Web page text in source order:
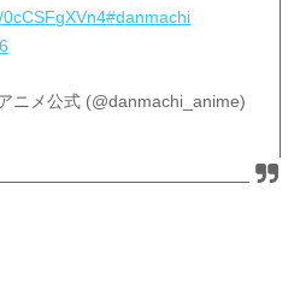
#danmachi
ニメ公式 (@danmachi_anime)